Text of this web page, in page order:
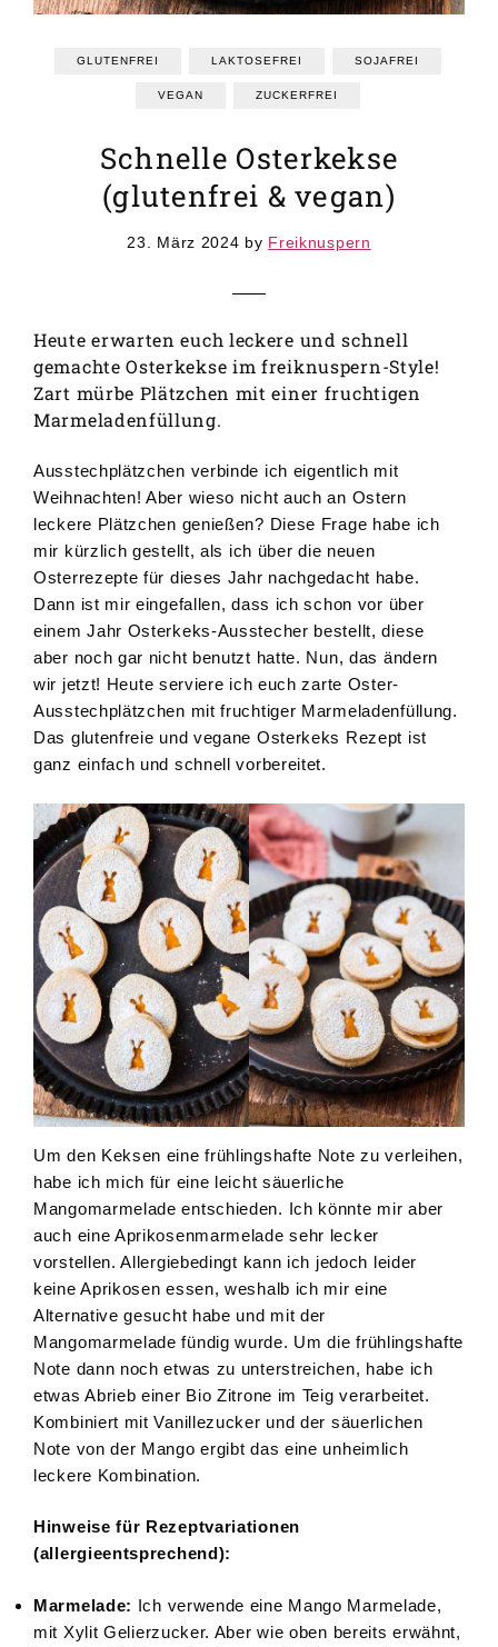
GLUTENFREI LAKTOSEFREI SOJAFREI
VEGAN ZUCKERFREI
Schnelle Osterkekse
(glutenfrei & vegan)
23. März 2024 by Freiknuspern
Heute erwarten euch leckere und schnell
gemachte Osterkekse im freiknuspern-Style!
Zart mürbe Plätzchen mit einer fruchtigen
Marmeladenfüllung.
Ausstechplätzchen verbinde ich eigentlich mit
Weihnachten! Aber wieso nicht auch an Ostern
leckere Plätzchen genießen? Diese Frage habe ich
mir kürzlich gestellt, als ich über die neuen
Osterrezepte für dieses Jahr nachgedacht habe.
Dann ist mir eingefallen, dass ich schon vor über
einem Jahr Osterkeks-Ausstecher bestellt, diese
aber noch gar nicht benutzt hatte. Nun, das ändern
wir jetzt! Heute serviere ich euch zarte Oster-
Ausstechplätzchen mit fruchtiger Marmeladenfüllung.
Das glutenfreie und vegane Osterkeks Rezept ist
ganz einfach und schnell vorbereitet.
Um den Keksen eine frühlingshafte Note zu verleihen,
habe ich mich für eine leicht säuerliche
Mangomarmelade entschieden. Ich könnte mir aber
auch eine Aprikosenmarmelade sehr lecker
vorstellen. Allergiebedingt kann ich jedoch leider
keine Aprikosen essen, weshalb ich mir eine
Alternative gesucht habe und mit der
Mangomarmelade fündig wurde. Um die frühlingshafte
Note dann noch etwas zu unterstreichen, habe ich
etwas Abrieb einer Bio Zitrone im Teig verarbeitet.
Kombiniert mit Vanillezucker und der säuerlichen
Note von der Mango ergibt das eine unheimlich
leckere Kombination.
Hinweise für Rezeptvariationen
(allergieentsprechend):
Marmelade: Ich verwende eine Mango Marmelade,
mit Xylit Gelierzucker. Aber wie oben bereits erwähnt,